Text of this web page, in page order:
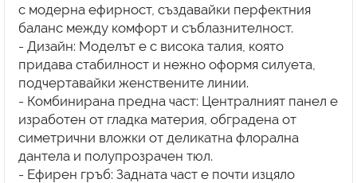
с модерна ефирност, създавайки перфектния
баланс между комфорт и съблазнителност.
- Дизайн: Моделът е с висока талия, която
придава стабилност и нежно оформя силуета,
подчертавайки женствените линии.
- Комбинирана предна част: Централният панел е
изработен от гладка материя, обградена от
симетрични вложки от деликатна флорална
дантела и полупрозрачен тюл.
- Ефирен гръб: Задната част е почти изцяло